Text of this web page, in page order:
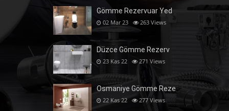
Gömme Rezervuar Yed
02 Mar 23 263 Views
Düzce Gömme Rezerv
23 Kas 22 271 Views
Osmaniye Gömme Reze
22 Kas 22 277 Views